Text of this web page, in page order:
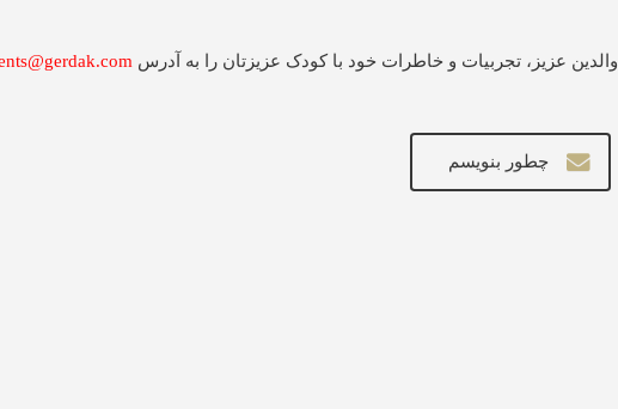
والدین عزیز، تجربیات و خاطرات خود با کودک عزیزتان را به آدرس
چطور بنویسم